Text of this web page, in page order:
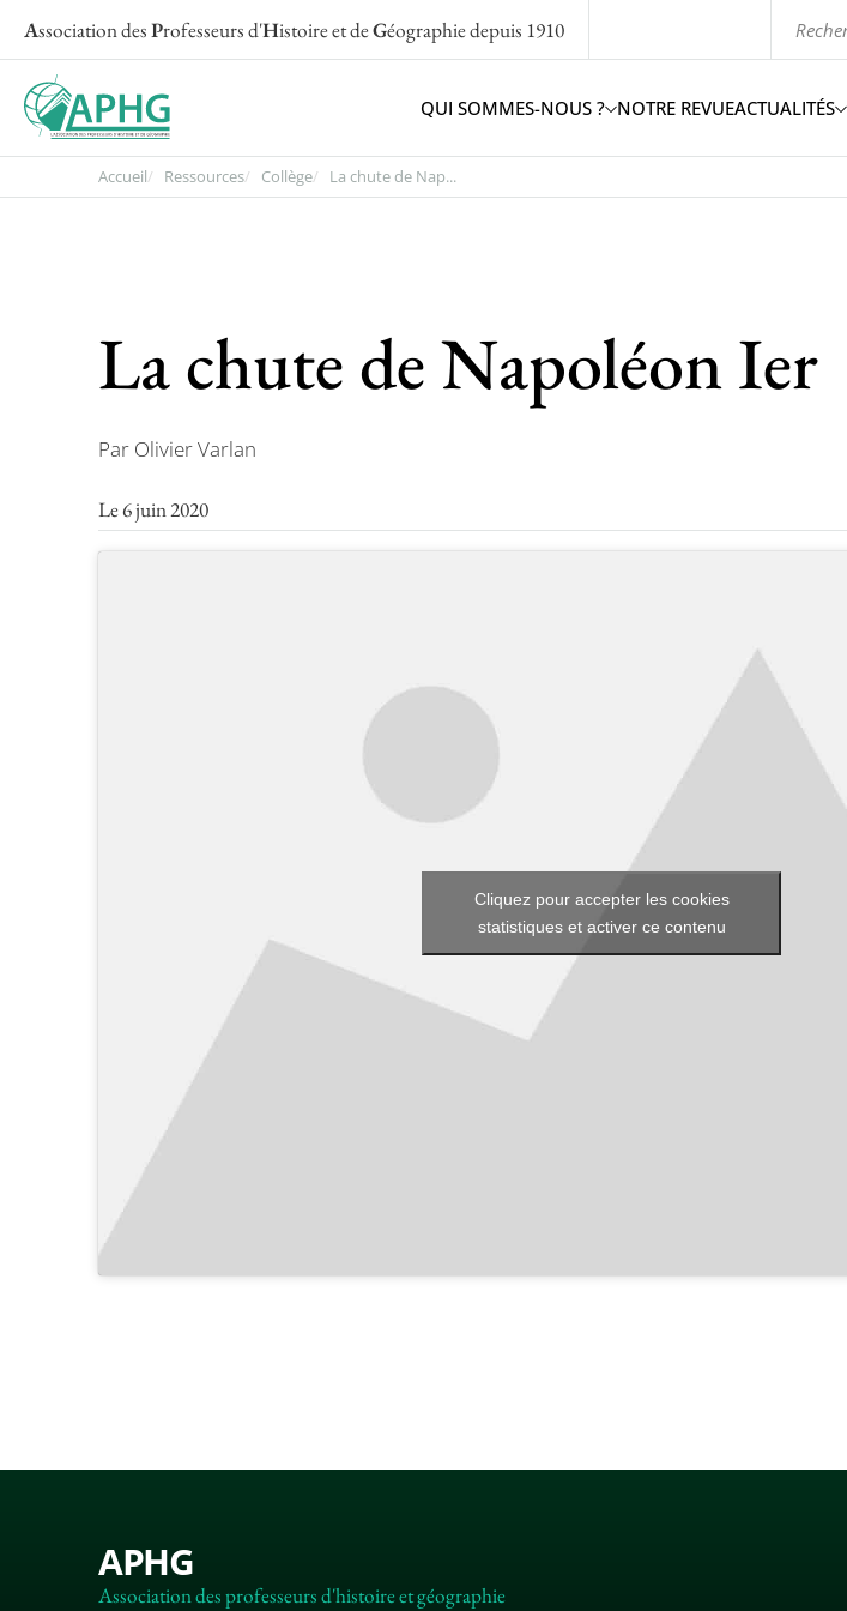
Association desProfesseurs d'Histoire et deGéographiedepuis 1910
QUI SOMMES-NOUS ? NOTRE REVUEACTUALITÉS
Accueil Ressources Collège La chute de Nap...
La chute de Napoléon Ier
Par Olivier Varlan
Le 6 juin 2020
Cliquez pour accepter les cookies
statistiques et activer ce contenu
APHG
Association des professeurs d'histoire et géographie